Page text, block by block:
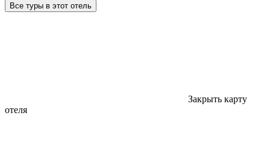
Все туры в этот отель
Закрыть карту
отеля